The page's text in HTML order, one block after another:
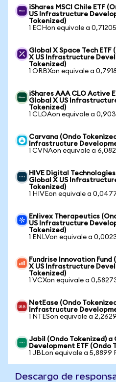
iShares MSCI Chile ETF
US Infrastructure
Tokenized)
1 ECHon equivale a
Global X Space Tech ETF
X US Infrastructure
Tokenized)
1 ORBXon equivale a
iShares AAA CLO Active
Global X US
Tokenized)
1 CLOAon equivale a
Carvana (Ondo
Infrastructure
1 CVNAon equivale a
HIVE Digital
Global X US
Tokenized)
1 HIVEon equivale a
Enlivex Therapeutics
US Infrastructure
Tokenized)
1 ENLVon equivale a
Fundrise Innovation Fund
X US Infrastructure
Tokenized)
1 VCXon equivale a
NetEase (Ondo
Infrastructure
1 NTESon equivale a
Jabil (Ondo Tokenized)
Development ETF (Ondo
1 JBLon equivale a 5,8899
Descargo de